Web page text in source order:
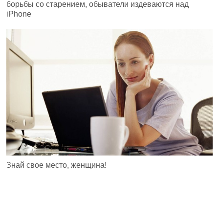
борьбы со старением, обыватели издеваются над
iPhone
Знай свое место, женщина!